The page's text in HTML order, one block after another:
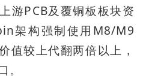
游PCB及覆铜板板块资
架构强制使用M8/M9
值较上代翻两倍以上，